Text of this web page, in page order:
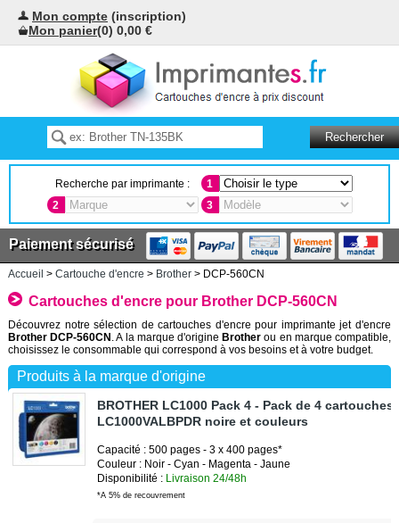
Mon compte (inscription)
Mon panier(0) 0,00 €
Recherche par imprimante :
1
2
3
Paiement sécurisé
Accueil > Cartouche d'encre > Brother> DCP-560CN
Cartouches d'encre pour Brother DCP-560CN
Découvrez notre sélection de cartouches d'encre pour imprimante jet d'encre
Brother DCP-560CN . A la marque d'origineBrother ou en marque compatible,
choisissez le consommable qui correspond à vos besoins et à votre budget.
Produits à la marque d'origine
BROTHER LC1000 Pack 4 - Pack de 4
LC1000VALBPDR noire et couleurs
Capacité : 500 pages - 3 x 400 pages*
Couleur : Noir - Cyan - Magenta - Jaune
Disponibilité : Livraison 24/48h
*A 5% de recouvrement